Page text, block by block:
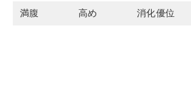
満腹 高め 消化優位